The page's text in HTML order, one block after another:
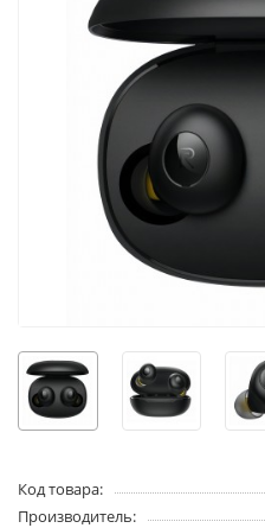
Код товара:
Производитель: